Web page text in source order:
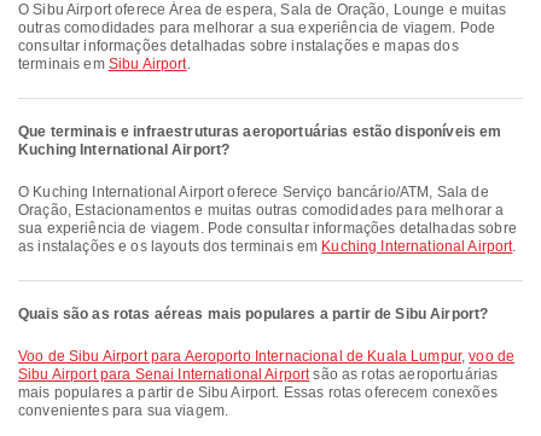
O Sibu Airport oferece Área de espera, Sala de Oração, Lounge e muitas
outras comodidades para melhorar a sua experiência de viagem. Pode
consultar informações detalhadas sobre instalações e mapas dos
terminais em Sibu Airport.
Que terminais e infraestruturas aeroportuárias estão disponíveis em
Kuching International Airport?
O Kuching International Airport oferece Serviço bancário/ATM, Sala de
Oração, Estacionamentos e muitas outras comodidades para melhorar a
sua experiência de viagem. Pode consultar informações detalhadas sobre
as instalações e os layouts dos terminais em Kuching International Airport.
Quais são as rotas aéreas mais populares a partir de Sibu Airport?
voo de Sibu Airport para Aeroporto Internacional de Kuala Lumpur,voo de
Sibu Airport para Senai International Airportsão as rotas aeroportuárias
mais populares a partir de Sibu Airport. Essas rotas oferecem conexões
convenientes para sua viagem.